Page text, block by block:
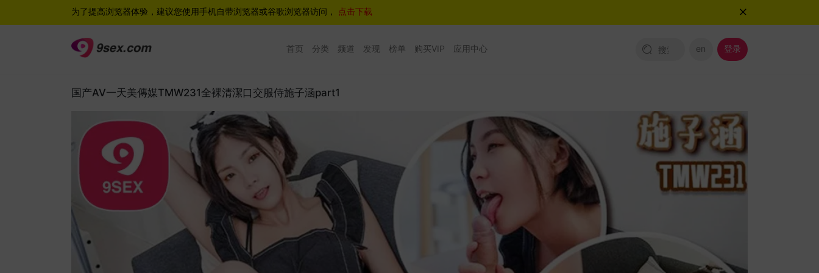
为了提高浏览器体验，建议您使用手机自带浏览器或谷歌浏览器访问， 点击下载
首页 分类 频道 发现 榜单 购买VIP 应用中心 en 登录
国产AV一天美傳媒TMW231全裸清潔口交服侍施子涵part1